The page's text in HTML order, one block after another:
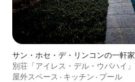
サン・ホセ・デ・リンコンの一軒家
屋外スペース · キッチン · プール